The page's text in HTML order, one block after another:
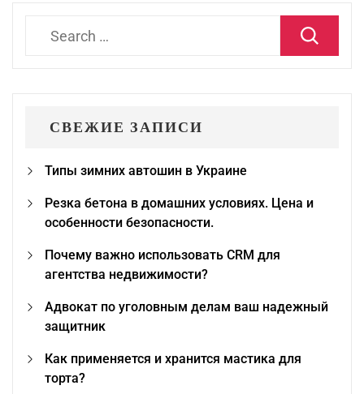
СВЕЖИЕ ЗАПИСИ
Типы зимних автошин в Украине
Резка бетона в домашних условиях. Цена и
особенности безопасности.
Почему важно использовать CRM для
агентства недвижимости?
Адвокат по уголовным делам ваш надежный
защитник
Как применяется и хранится мастика для
торта?